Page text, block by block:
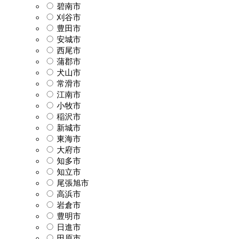
碧南市
刈谷市
豊田市
安城市
西尾市
蒲郡市
犬山市
常滑市
江南市
小牧市
稲沢市
新城市
東海市
大府市
知多市
知立市
尾張旭市
高浜市
岩倉市
豊明市
日進市